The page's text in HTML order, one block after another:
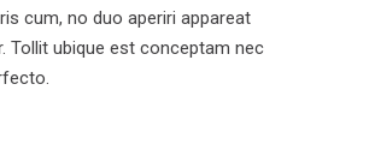
cum, no duo aperiri appareat
Tollit ubique est conceptam nec